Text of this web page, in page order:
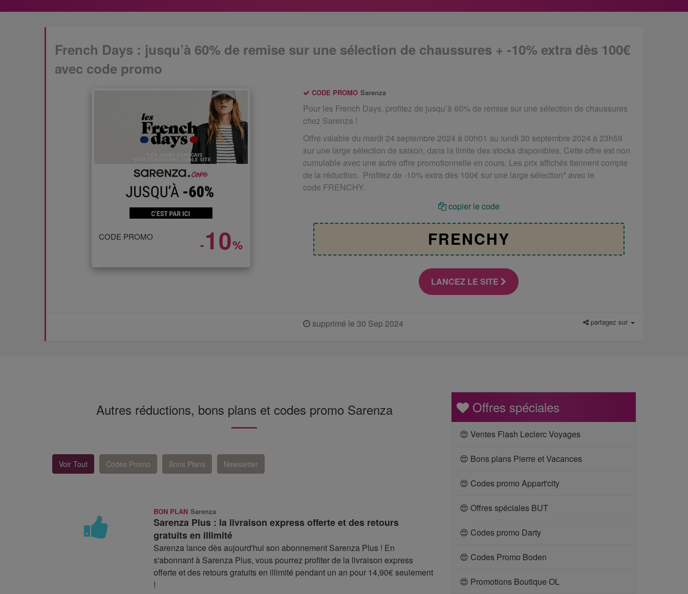
French Days : jusqu’à 60% de remise sur une sélection de chaussures + -10% extra dès 100€
avec code promo
CODE PROMO -10%
CODE PROMO Sarenza
Pour les French Days, profitez de jusqu’à 60% de remise sur une sélection de chaussures
chez Sarenza !
Offre valable du mardi 24 septembre 2024 à 00h01 au lundi 30 septembre 2024 à 23h59
sur une large sélection de saison, dans la limite des stocks disponibles. Cette offre est non
cumulable avec une autre offre promotionnelle en cours. Les prix affichés tiennent compte
de la réduction. Profitez de -10% extra dès 100€ sur une large sélection* avec le
code FRENCHY.
copier le code
FRENCHY
LANCEZ LE SITE
supprimé le 30 Sep 2024 partagez sur
Autres réductions, bons plans et codes promo Sarenza
Voir Tout Codes Promo Bons Plans Newsletter
BON PLAN Sarenza
Sarenza Plus : la livraison express offerte et des retours
gratuits en illimité
Sarenza lance dès aujourd'hui son abonnement Sarenza Plus ! En
s'abonnant à Sarenza Plus, vous pourrez profiter de la livraison express
offerte et des retours gratuits en illimité pendant un an pour 14,90€ seulement
!
Offres spéciales
😍 Ventes Flash Leclerc Voyages
😍 Bons plans Pierre et Vacances
😍 Codes promo Appart'city
😍 Offres spéciales BUT
😍 Codes promo Darty
😍 Codes Promo Boden
😍 Promotions Boutique OL